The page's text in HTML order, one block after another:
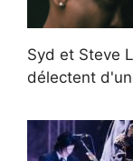
Syd et Steve
délectent